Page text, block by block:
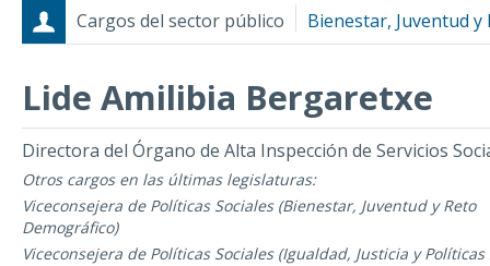
Cargos del sector público Bienestar, Juventud
Lide Amilibia Bergaretxe
CargosFecha de inicio - Fecha fin
Directora del Órgano de Alta Inspección de Servicios
Otros cargos en las últimas legislaturas:
Viceconsejera de Políticas Sociales (Bienestar, Juventud y Reto
Demográfico)
Viceconsejera de Políticas Sociales (Igualdad, Justicia y Políticas